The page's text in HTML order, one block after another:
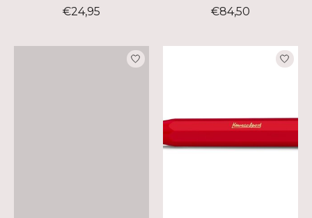
€24,95
€84,50